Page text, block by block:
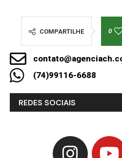
COMPARTILHE 0
(74)99116-6688
REDES SOCIAIS